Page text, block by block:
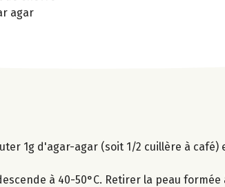
agar
1g d'agar-agar (soit 1/2 cuillère à
à 40-50°C. Retirer la peau formée